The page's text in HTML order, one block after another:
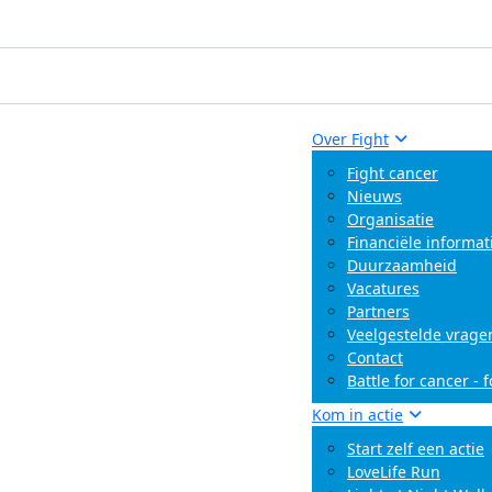
Over Fight
Fight cancer
Nieuws
Organisatie
Financiële
Duurzaamheid
Vacatures
Partners
Veelgestelde
Contact
Battle for cancer -
Kom in actie
Start zelf een actie
LoveLife Run